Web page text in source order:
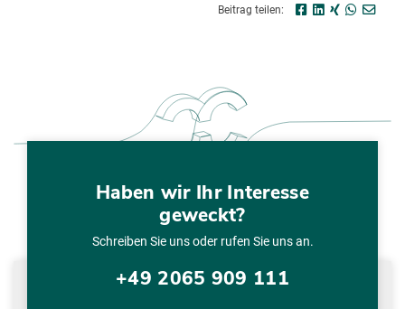
Beitrag teilen:
Haben wir Ihr Interesse
geweckt?
Schreiben Sie uns oder rufen Sie uns an.
+49 2065 909 111